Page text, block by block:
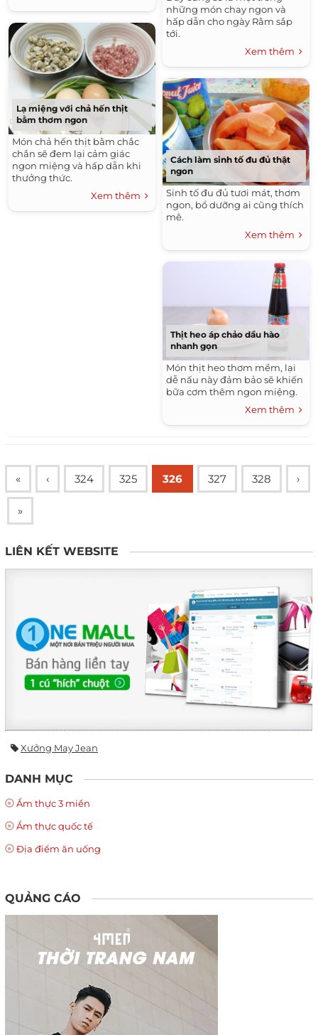
Lạ miệng với chả hến thịt
bằm thơm ngon
Món chả hến thịt bằm chắc
chắn sẽ đem lại cảm giác
ngon miệng và hấp dẫn khi
thưởng thức.
Xem thêm
những món chay ngon và
hấp dẫn cho ngày Rằm sắp
tới.
Xem thêm
Cách làm sinh tố đu đủ thật
ngon
Sinh tố đu đủ tươi mát, thơm
ngon, bổ dưỡng ai cũng thích
mê.
Xem thêm
Thịt heo áp chảo dầu hào
nhanh gọn
Món thịt heo thơm mềm, lại
dễ nấu này đảm bảo sẽ khiến
bữa cơm thêm ngon miệng.
Xem thêm
« ‹ 324 325 326 327 328 ›
»
LIÊN KẾT WEBSITE
Xưởng May Jean
DANH MỤC
Ẩm thực 3 miền
Ẩm thực quốc tế
Địa điểm ăn uống
QUẢNG CÁO